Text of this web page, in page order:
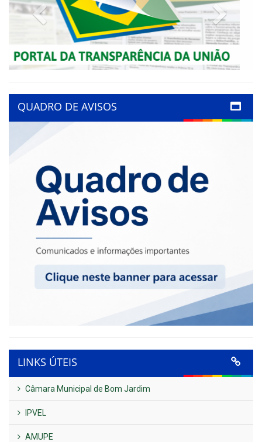
Previous
QUADRO DE AVISOS
LINKS ÚTEIS
Câmara Municipal de Bom Jardim
IPVEL
AMUPE